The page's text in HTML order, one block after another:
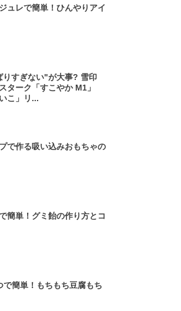
ュレで簡単！ひんやりアイ
りすぎない"が大事? 雪印
ターク「すこやか M1」
こ」リ...
で作る吸い込みおもちゃの
簡単！グミ飴の作り方とコ
で簡単！もちもち豆腐もち